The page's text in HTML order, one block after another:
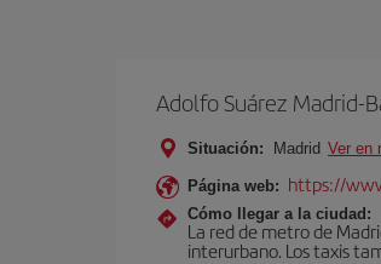
Adolfo Suárez Madrid-
Situación: Madrid Ver en
Página web: https://
Cómo llegar a la ciudad:
La red de metro de
interurbano. Los taxis